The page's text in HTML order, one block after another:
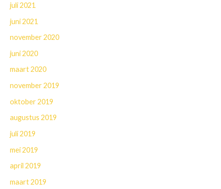
juli 2021
juni 2021
november 2020
juni 2020
maart 2020
november 2019
oktober 2019
augustus 2019
juli 2019
mei 2019
april 2019
maart 2019